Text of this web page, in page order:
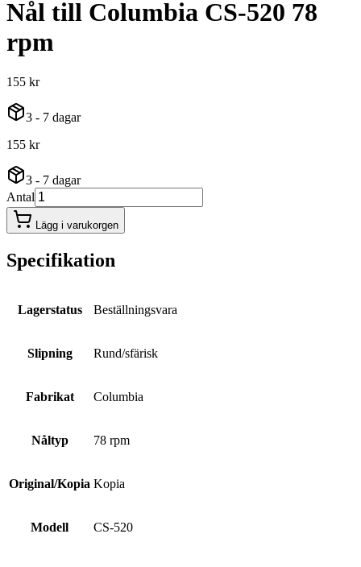
Nål till Columbia CS-520 78
rpm
155 kr
3 - 7 dagar
155 kr
3 - 7 dagar
Antal
Lägg i varukorgen
Specifikation
Lagerstatus Beställningsvara
Slipning Rund/sfärisk
Fabrikat Columbia
Nåltyp 78 rpm
Original/Kopia Kopia
Modell CS-520